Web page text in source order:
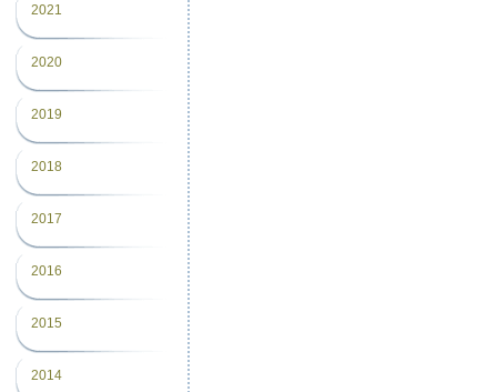
2021
2020
2019
2018
2017
2016
2015
2014